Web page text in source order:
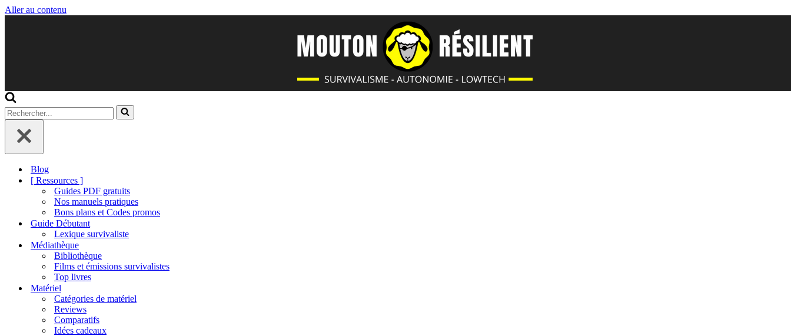
Aller au contenu
Rechercher...
Blog
[ Ressources ]
Guides PDF gratuits
Nos manuels pratiques
Bons plans et Codes promos
Guide Débutant
Lexique survivaliste
Médiathèque
Bibliothèque
Films et émissions survivalistes
Top livres
Matériel
Catégories de matériel
Reviews
Comparatifs
Idées cadeaux